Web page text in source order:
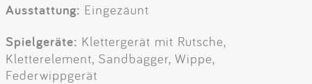
Ausstattung: Eingezäunt
Spielgeräte: Klettergerät mit Rutsche,
Kletterelement, Sandbagger, Wippe,
Federwippgerät